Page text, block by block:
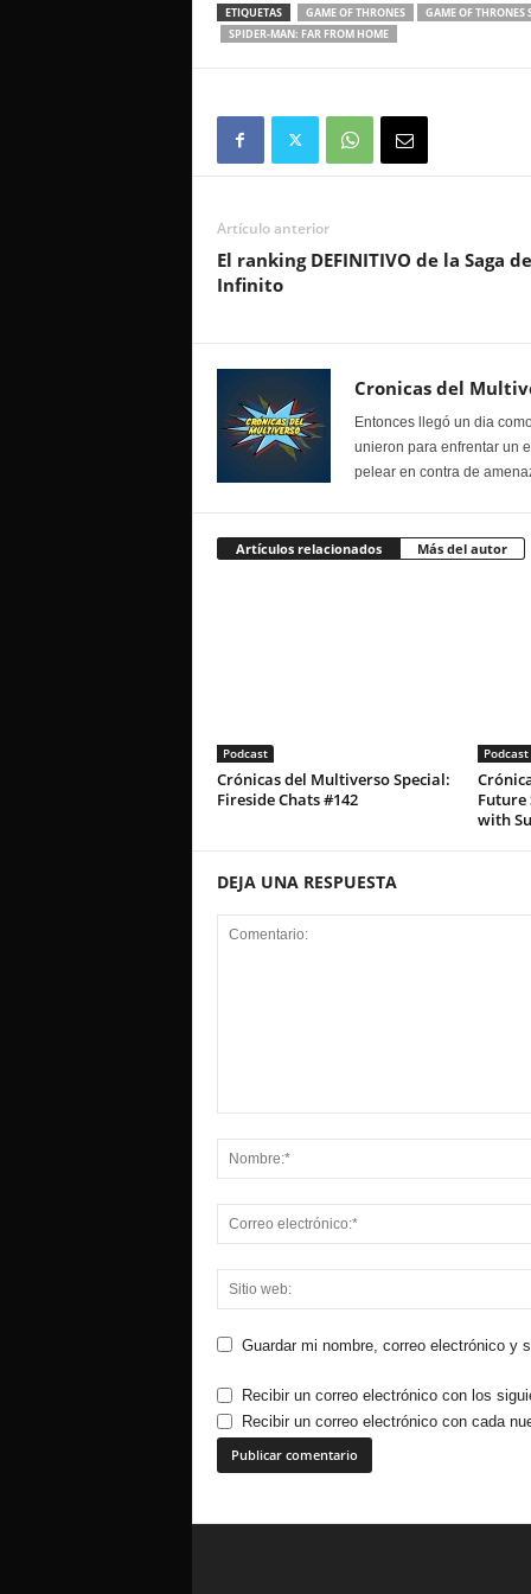
ETIQUETAS GAME OF THRONES GAME OF THRONES
SPIDER-MAN: FAR FROM HOME
Artículo anterior
El ranking DEFINITIVO de la Saga
Infinito
Cronicas del
Entonces llegó un dia
unieron para enfrentar un
pelear en contra de
Artículos relacionados Más del autor
Podcast
Crónicas del Multiverso Special:
Fireside Chats #142
Podcast
Future
with
DEJA UNA RESPUESTA
Guardar mi nombre, correo electrónico y
Recibir un correo electrónico con los
Recibir un correo electrónico con cada